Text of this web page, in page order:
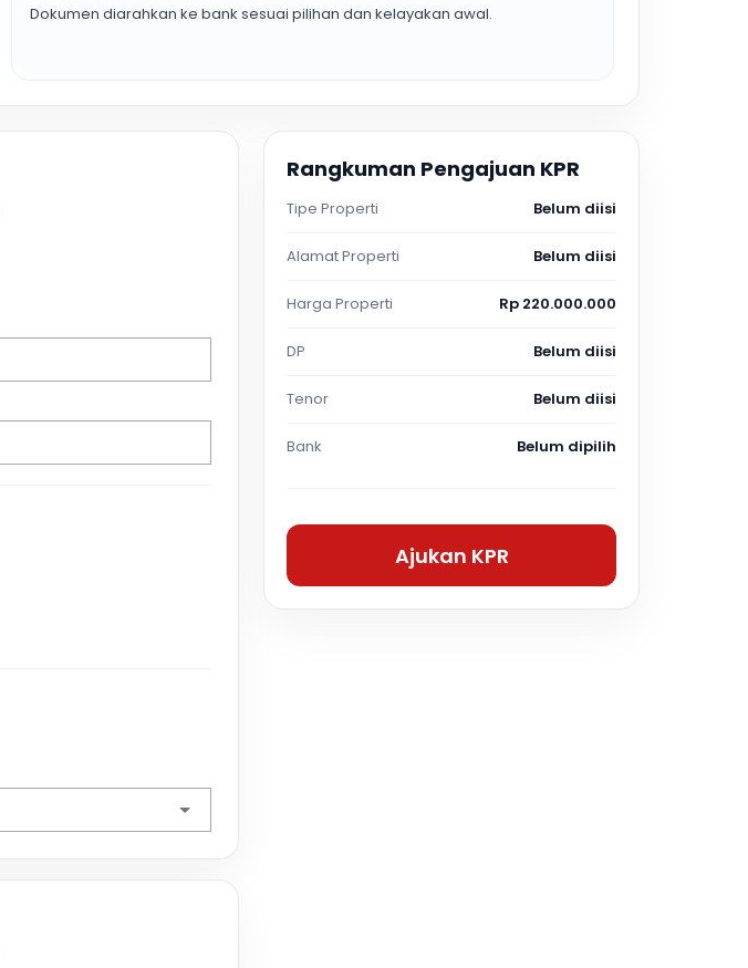
Dokumen diarahkan ke bank sesuai pilihan dan kelayakan awal.
Rangkuman Pengajuan KPR
Tipe Properti Belum diisi
Alamat Properti Belum diisi
Harga Properti Rp 220.000.000
DP Belum diisi
Tenor Belum diisi
Bank Belum dipilih
Ajukan KPR